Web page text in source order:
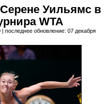
Уильямс в
WTA
последнее обновление: 07 декабря